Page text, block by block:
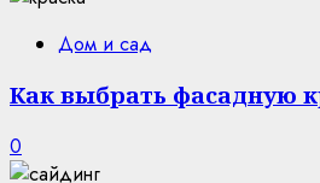
Дом и сад
Как выбрать фасадную
0